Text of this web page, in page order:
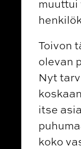
muuttui
Toivon
olevan
Nyt
itse
koko